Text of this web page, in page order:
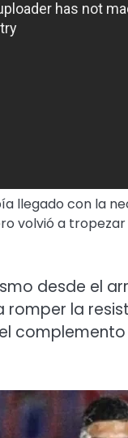
llegado con la
volvió a
desde el
la